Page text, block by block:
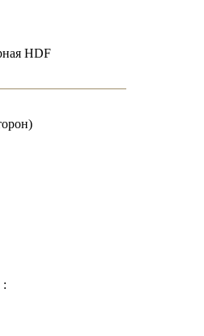
HDF
: